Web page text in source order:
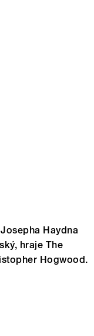
Haydna
hraje The
Hogwood.